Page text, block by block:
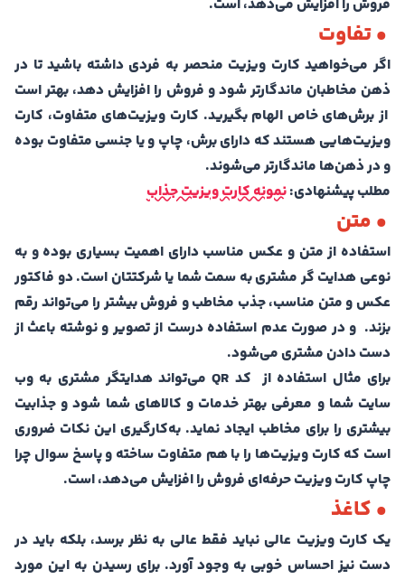
فروش را افزایش می‌دهد، است.
• تفاوت
اگر می‌خواهید کارت ویزیت منحصر به فردی داشته باشید تا در
ذهن مخاطبان ماندگارتر شود و فروش را افزایش دهد، بهتر است
از برش‌های خاص الهام بگیرید. کارت ویزیت‌های متفاوت، کارت
ویزیت‌هایی هستند که دارای برش، چاپ و یا جنسی متفاوت بوده
و در ذهن‌ها ماندگارتر می‌شوند.
مطلب پیشنهادی:نمونه کارت ویزیت جذاب
• متن
استفاده از متن و عکس مناسب دارای اهميت بسیاری بوده و به
نوعی هدايت گر مشتری به سمت شما يا شرکتتان است. دو فاکتور
عکس و متن مناسب، جذب مخاطب و فروش بیشتر را می‌تواند رقم
بزند. و در صورت عدم استفاده درست از تصوير و نوشته باعث از
دست دادن مشتری می‌شود.
برای مثال استفاده از کد QR می‌تواند هدايتگر مشتری به وب
سايت شما و معرفی بهتر خدمات و کالاهای شما شود و جذابيت
بيشتری را برای مخاطب ايجاد نماید. به‌کارگیری این نکات ضروری
است که کارت ویزیت‌ها را با هم متفاوت ساخته و پاسخ سوال چرا
چاپ کارت ویزیت حرفه‌ای فروش را افزایش می‌دهد، است.
• کاغذ
یک کارت ویزیت عالی نباید فقط عالی به نظر برسد، بلکه باید در
دست نیز احساس خوبی به وجود آورد. برای رسيدن به اين مورد